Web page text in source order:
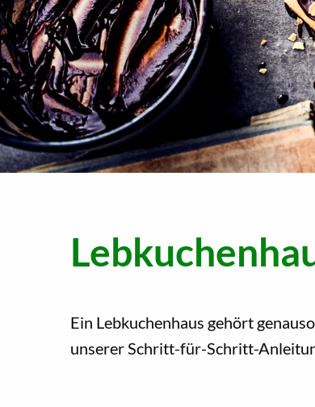
Ein Lebkuchenhaus gehört
unserer Schritt-für-Schritt-